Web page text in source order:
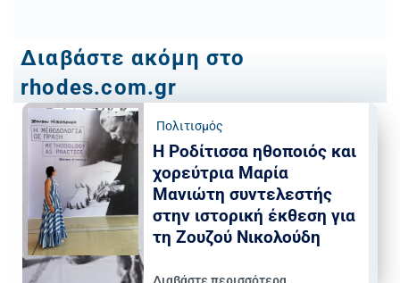
Διαβάστε ακόμη στο
rhodes.com.gr
Πολιτισμός
Η Ροδίτισσα ηθοποιός και
χορεύτρια Μαρία
Μανιώτη συντελεστής
στην ιστορική έκθεση για
τη Ζουζού Νικολούδη